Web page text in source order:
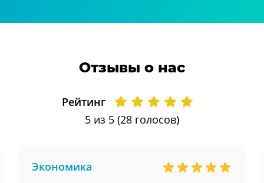
Отзывы о нас
Рейтинг
5 из 5 (28 голосов)
Экономика